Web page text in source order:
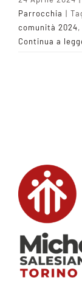
Parrocchia |
comunità 2024,
Continua a